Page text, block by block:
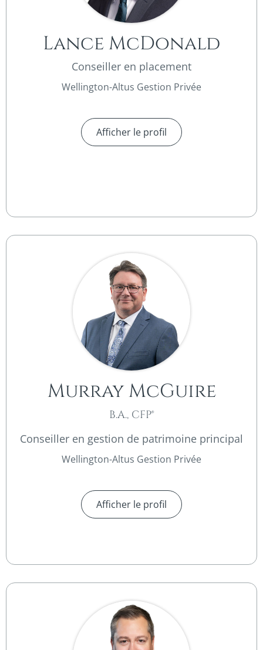
Lance McDonald
Conseiller en placement
Wellington-Altus Gestion Privée
Afficher le profil
Murray McGuire
B.A., CFP®
Conseiller en gestion de patrimoine principal
Wellington-Altus Gestion Privée
Afficher le profil